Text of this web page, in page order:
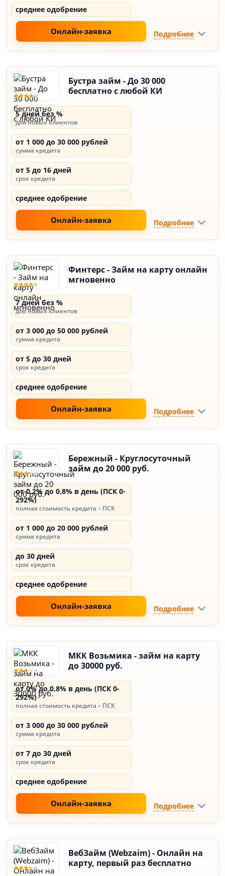
среднее одобрение
Онлайн-заявка Подробнее
Бустра займ - До 30 000
бесплатно с любой КИ
5 дней без %
для новых клиентов
от 1 000 до 30 000 рублей
сумма кредита
от 5 до 16 дней
срок кредита
среднее одобрение
Онлайн-заявка Подробнее
Финтерс - Займ на карту онлайн
мгновенно
7 дней без %
для новых клиентов
от 3 000 до 50 000 рублей
сумма кредита
от 5 до 30 дней
срок кредита
среднее одобрение
Онлайн-заявка Подробнее
Бережный - Круглосуточный
займ до 20 000 руб.
от 0,2% до 0,8% в день (ПСК 0-
292%)
полная стоимость кредита – ПСК
от 1 000 до 20 000 рублей
сумма кредита
до 30 дней
срок кредита
среднее одобрение
Онлайн-заявка Подробнее
МКК Возьмика - займ на карту
до 30000 руб.
от 0% до 0,8% в день (ПСК 0-
292%)
полная стоимость кредита – ПСК
от 3 000 до 30 000 рублей
сумма кредита
от 7 до 30 дней
срок кредита
среднее одобрение
Онлайн-заявка Подробнее
ВебЗайм (Webzaim) - Онлайн на
карту, первый раз бесплатно